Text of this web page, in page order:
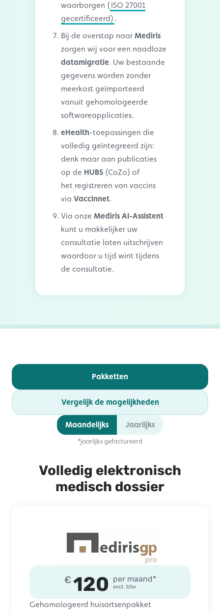
waarborgen ( ISO 27001
gecertificeerd) .
Bij de overstap naarMediris
zorgen wij voor een naadloze
datamigratie. Uw bestaande
gegevens worden zonder
meerkost geïmporteerd
vanuit gehomologeerde
softwareapplicaties.
eHealth-toepassingen die
volledig geïntegreerd zijn:
denk maar aan publicaties
op de HUBS (CoZo) of
het registreren van vaccins
via Vaccinnet.
Via onze Mediris AI-Assistent
kunt u makkelijker uw
consultatie laten uitschrijven
waardoor u tijd wint tijdens
de consultatie.
Pakketten
Vergelijk de mogelijkheden
Maandelijks Jaarlijks
*jaarlijks gefactureerd
Volledig elektronisch
medisch dossier
€ 120 per maand*
excl. btw
Gehomologeerd huisartsenpakket